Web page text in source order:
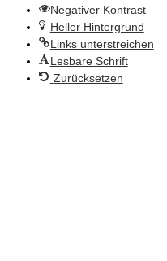
Negativer Kontrast
Heller Hintergrund
Links unterstreichen
Lesbare Schrift
Zurücksetzen